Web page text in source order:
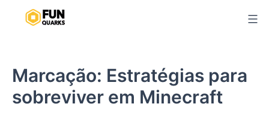
Marcação: Estratégias para
sobreviver em Minecraft